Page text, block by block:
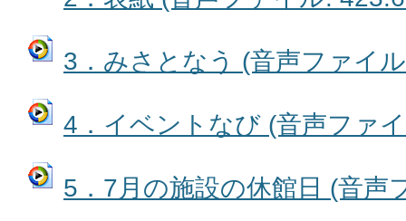
3．みさとなう (音声ファイ
4．イベントなび (音声ファ
5．7月の施設の休館日 (音声